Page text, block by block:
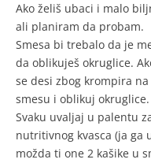
Ako želiš ubaci i malo
ali planiram da probam.
Smesa bi trebalo da je
da oblikuješ okruglice.
se desi zbog krompira
smesu i oblikuj okruglice.
Svaku uvaljaj u palentu
nutritivnog kvasca (ja ga
možda ti one 2 kašike u